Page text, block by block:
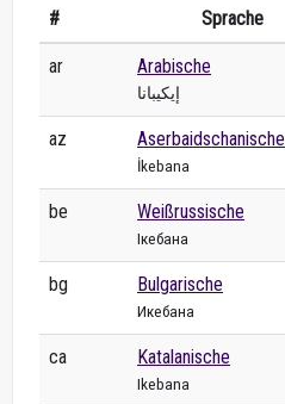
# Sprache
ar Arabische
إيكيبانا
az Aserbaidschanische
İkebana
be Weißrussische
Ікебана
bg Bulgarische
Икебана
ca Katalanische
Ikebana